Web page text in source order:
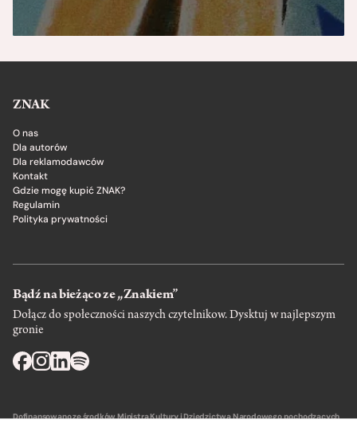
ZNAK
O nas
Dla autorów
Dla reklamodawców
Kontakt
Gdzie mogę kupić ZNAK?
Regulamin
Polityka prywatności
Bądź na bieżąco ze „Znakiem”
Dołącz do społeczności naszych czytelnikow. Dysktuj w najlepszym
gronie
Dofinansowano ze środków Ministra Kultury i Dziedzictwa Narodowego pochodzących